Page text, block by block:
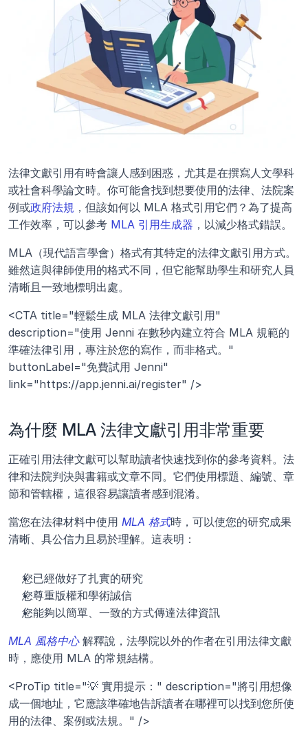
法律文獻引用有時會讓人感到困惑，尤其是在撰寫人文學科
或社會科學論文時。你可能會找到想要使用的法律、法院案
例或政府法規 ，但該如何以 MLA 格式引用它們？為了提高
工作效率，可以參考 MLA 引用生成器 ，以減少格式錯誤。
MLA（現代語言學會）格式有其特定的法律文獻引用方式。
雖然這與律師使用的格式不同，但它能幫助學生和研究人員
清晰且一致地標明出處。
<CTA title="輕鬆生成 MLA 法律文獻引用"
description="使用 Jenni 在數秒內建立符合 MLA 規範的
準確法律引用，專注於您的寫作，而非格式。"
buttonLabel="免費試用 Jenni"
link="https://app.jenni.ai/register" />
為什麼 MLA 法律文獻引用非常重要
正確引用法律文獻可以幫助讀者快速找到你的參考資料。法
律和法院判決與書籍或文章不同。它們使用標題、編號、章
節和管轄權，這很容易讓讀者感到混淆。
當您在法律材料中使用 MLA 格式時，可以使您的研究成果
清晰、具公信力且易於理解。這表明：
您已經做好了扎實的研究
您尊重版權和學術誠信
您能夠以簡單、一致的方式傳達法律資訊
MLA 風格中心 解釋說，法學院以外的作者在引用法律文獻
時，應使用 MLA 的常規結構。
<ProTip title="💡 實用提示：" description="將引用想像
成一個地址，它應該準確地告訴讀者在哪裡可以找到您所使
用的法律、案例或法規。" />